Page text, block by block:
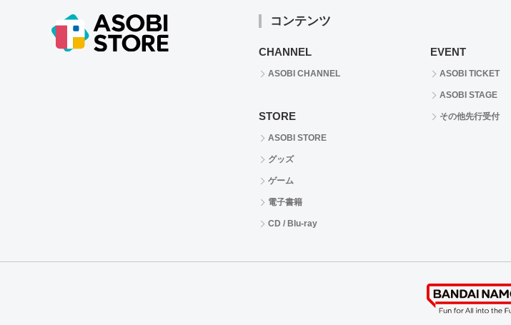
コンテンツ
CHANNEL
ASOBI CHANNEL
STORE
ASOBI STORE
グッズ
ゲーム
電子書籍
CD / Blu-ray
EVENT
ASOBI TICKET
ASOBI STAGE
その他先行受付